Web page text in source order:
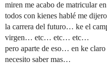
miren me acabo de matricular
todos con kienes hablé me
la carrera del futuro… ke el
virgen… etc… etc… etc…
pero aparte de eso… en ke
necesito saber mas…